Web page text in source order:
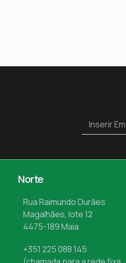
Norte
Rua Raimundo Durães
Magalhães, lote 12
4475-189 Maia
+351 225 088 145